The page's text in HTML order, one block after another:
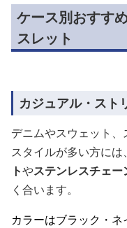
ケース別おすす
スレット
カジュアル・スト
デニムやスウェット
スタイルが多い方には、
トやステンレスチェ
く合います。
カラーはブラック・